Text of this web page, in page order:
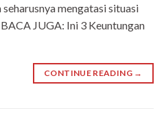
mengatasi situasi
JUGA: Ini 3 Keuntungan
CONTINUE READING →